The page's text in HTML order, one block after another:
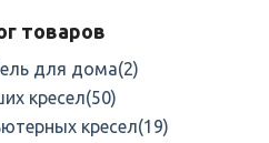
товаров
для дома(2)
кресел(50)
кресел(19)